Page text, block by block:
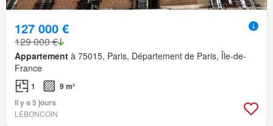
127 000 €
129 000 €
Appartement à 75015, Paris, Département de Paris, Île-de-
France
1
9 m²
Il y a 5 jours
LEBONCOIN